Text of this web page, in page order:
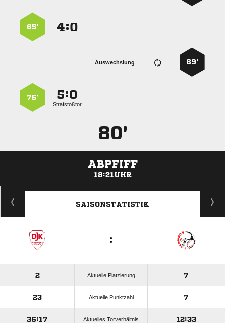
:
65’
69’
Auswechslung
:
Strafstoßtor
75’
80'
ABPFIFF
18:21UHR
ANZEIGE
SAISONSTATISTIK
:
2 Aktuelle Platzierung 7
23 Aktuelle Punktzahl 7
36:17 Aktuelles Torverhältnis 12:33